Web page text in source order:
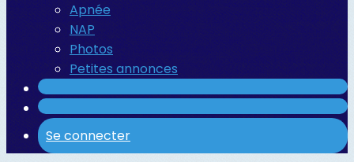
Apnée
NAP
Photos
Petites annonces
Se connecter